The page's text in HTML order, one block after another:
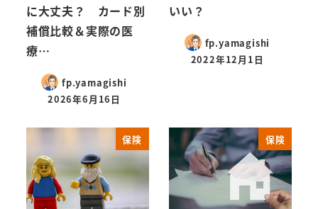
に大丈夫？ カード別
補償比較＆実際の医
療…
fp.yamagishi
2026年6月16日
いい？
fp.yamagishi
2022年12月1日
保険 保険